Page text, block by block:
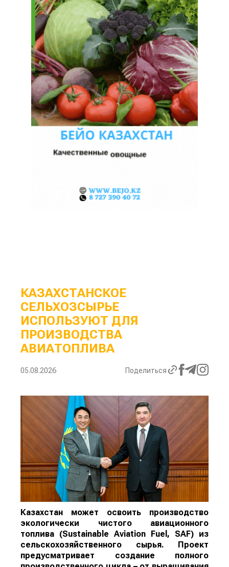
КАЗАХСТАНСКОЕ
СЕЛЬХОЗСЫРЬЕ
ИСПОЛЬЗУЮТ ДЛЯ
ПРОИЗВОДСТВА
АВИАТОПЛИВА
05.08.2026 Поделиться
Казахстан может освоить производство
экологически чистого авиационного
топлива (Sustainable Aviation Fuel, SAF) из
сельскохозяйственного сырья. Проект
предусматривает создание полного